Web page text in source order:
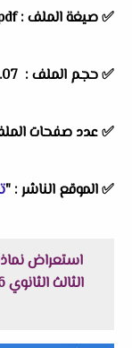
✅ صيغة الملف : pdf
✅ حجم الملف : 5.07 ميجابايت
✅ عدد صفحات الملف : 12
✅الموقع الناشر : "
استعراض